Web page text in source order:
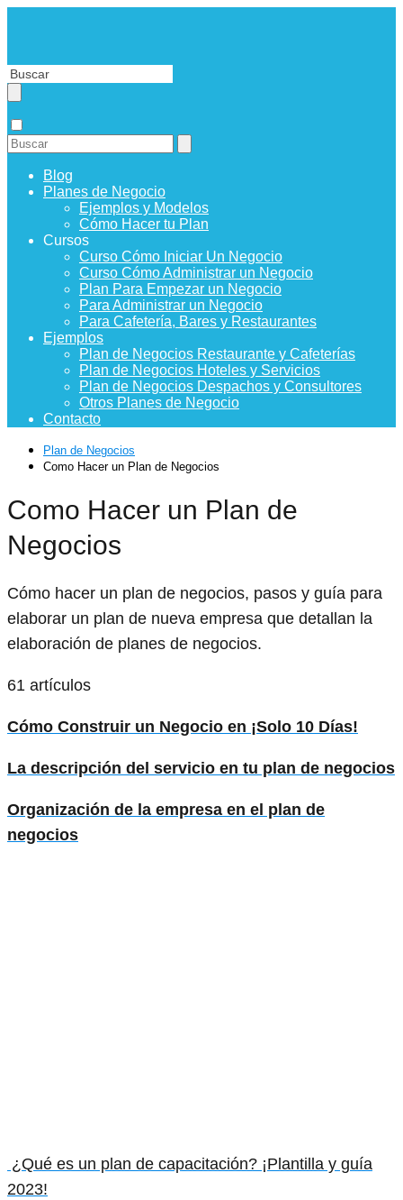
Blog
Planes de Negocio
Ejemplos y Modelos
Cómo Hacer tu Plan
Cursos
Curso Cómo Iniciar Un Negocio
Curso Cómo Administrar un Negocio
Plan Para Empezar un Negocio
Para Administrar un Negocio
Para Cafetería, Bares y Restaurantes
Ejemplos
Plan de Negocios Restaurante y Cafeterías
Plan de Negocios Hoteles y Servicios
Plan de Negocios Despachos y Consultores
Otros Planes de Negocio
Contacto
Plan de Negocios
Como Hacer un Plan de Negocios
Como Hacer un Plan de
Negocios
Cómo hacer un plan de negocios, pasos y guía para
elaborar un plan de nueva empresa que detallan la
elaboración de planes de negocios.
61 artículos
Cómo Construir un Negocio en ¡Solo 10 Días!
La descripción del servicio en tu plan de negocios
Organización de la empresa en el plan de
negocios
¿Qué es un plan de capacitación? ¡Plantilla y guía
2023!